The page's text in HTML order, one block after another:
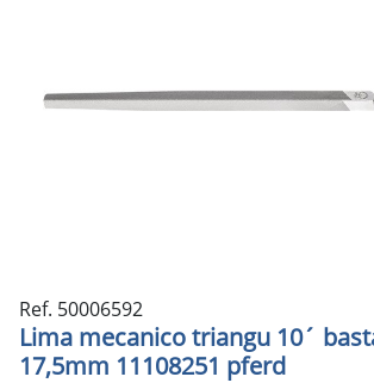
Ref. 50006592
Lima mecanico triangu 10´
17,5mm 11108251 pferd